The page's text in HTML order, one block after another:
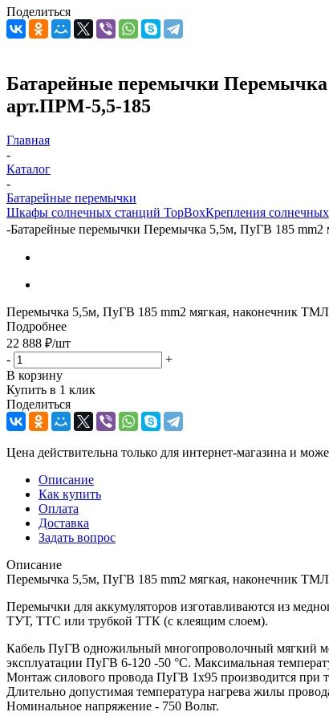
Поделиться
Батарейные перемычки Перемычка
арт.ПРМ-5,5-185
Главная
-
Каталог
-
Батарейные перемычки
Шкафы солнечных станций TopBoxКрепления солнечных
-Батарейные перемычки Перемычка 5,5м, ПуГВ 185 mm2
Перемычка 5,5м, ПуГВ 185 mm2 мягкая, наконечник
Подробнее
22 888 ₽/шт
-
+
В корзину
Купить в 1 клик
Поделиться
Цена действительна только для интернет-магазина и
Описание
Как купить
Оплата
Доставка
Задать вопрос
Описание
Перемычка 5,5м, ПуГВ 185 mm2 мягкая, наконечник ТМЛ
Перемычки для аккумуляторов изготавливаются из
ТУТ, ТТС или трубкой ТТК (с клеящим слоем).
Кабель ПуГВ одножильный многопроволочный мягкий
эксплуатации ПуГВ 6-120 -50 °С. Максимальная
Монтаж силового провода ПуГВ 1х95 производится при
Длительно допустимая температура нагрева жилы
Номинальное напряжение - 750 Вольт.